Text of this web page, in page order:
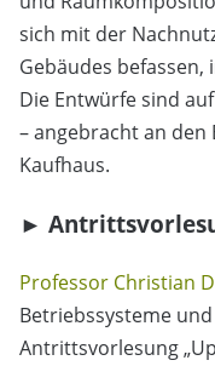
sich mit der
Gebäudes
Die Entwürfe sind
– angebracht an den
Kaufhaus.
►
Professor Christian
Betriebssysteme
Antrittsvorlesung